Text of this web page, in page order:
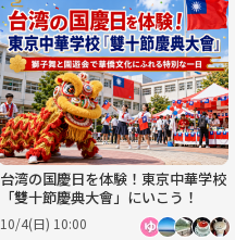
台湾の国慶日を体験！東京中華学校
「雙十節慶典大會」にいこう！
10/4(日) 10:00